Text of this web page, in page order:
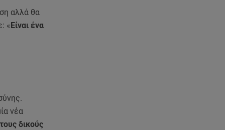
αλλά θα
« Είναι ένα
νέα
δικούς